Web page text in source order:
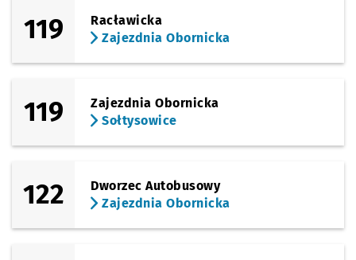
119
Racławicka
Zajezdnia Obornicka
119
Zajezdnia Obornicka
Sołtysowice
122
Dworzec Autobusowy
Zajezdnia Obornicka